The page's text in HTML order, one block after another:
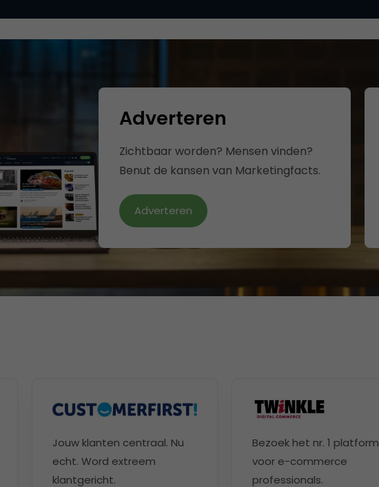
Adverteren
Zichtbaar worden? Mensen vinden?
Benut de kansen van Marketingfacts.
Adverteren
Jouw klanten centraal. Nu
echt. Word extreem
klantgericht.
Bezoek het nr. 1 platform
voor e-commerce
professionals.